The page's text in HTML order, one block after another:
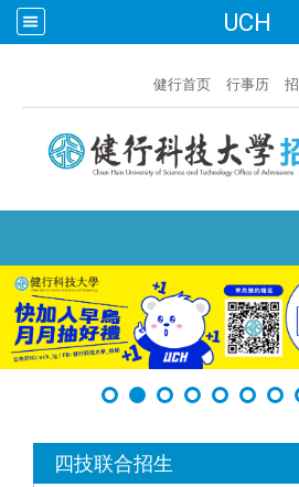
UCH
健行首页 行事历
四技联合招生